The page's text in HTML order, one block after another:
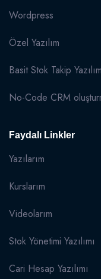
Wordpress
Özel Yazılım
Basit Stok Takip
No-Code CRM
Faydalı Linkler
Yazılarım
Kurslarım
Videolarım
Stok Yönetimi Yazılımı
Cari Hesap Yazılımı